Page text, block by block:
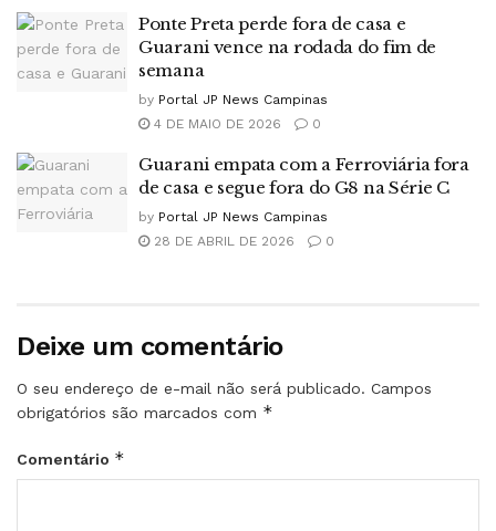
Ponte Preta perde fora de casa e
Guarani vence na rodada do fim de
semana
by Portal JP News Campinas
4 DE MAIO DE 2026
0
Guarani empata com a Ferroviária fora
de casa e segue fora do G8 na Série C
by Portal JP News Campinas
28 DE ABRIL DE 2026
0
Deixe um comentário
O seu endereço de e-mail não será publicado. Campos
obrigatórios são marcados com *
Comentário *